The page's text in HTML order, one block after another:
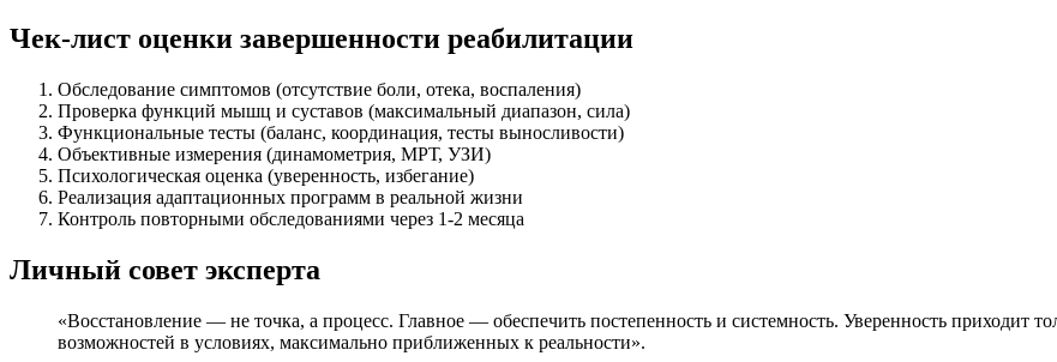
Чек-лист оценки завершенности реабилитации
Обследование симптомов (отсутствие боли, отека, воспаления)
Проверка функций мышц и суставов (максимальный диапазон, сила)
Функциональные тесты (баланс, координация, тесты выносливости)
Объективные измерения (динамометрия, МРТ, УЗИ)
Психологическая оценка (уверенность, избегание)
Реализация адаптационных программ в реальной жизни
Контроль повторными обследованиями через 1-2 месяца
Личный совет эксперта
«Восстановление — не точка, а процесс. Главное — обеспечить постепенность и системность. Уверенность приходит
возможностей в условиях, максимально приближенных к реальности».